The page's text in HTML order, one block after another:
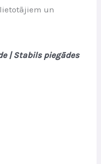
un
| Stabils piegādes